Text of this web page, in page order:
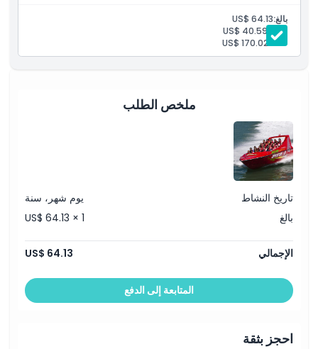
الموقع
سياسة الإلغاء
بالغ:US$ 64.13
طفل: US$ 40.59
عائلة: US$ 170.02
ملخص الطلب
تاريخ النشاط
يوم شهر، سنة
بالغ
US$ 64.13 × 1
الإجمالي US$ 64.13
المتابعة إلى الدفع
احجز بثقة